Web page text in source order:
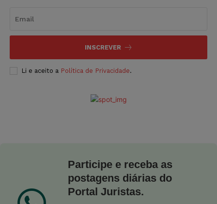
INSCREVER
Li e aceito a Política de Privacidade.
Participe e receba as
postagens diárias do
Portal Juristas.